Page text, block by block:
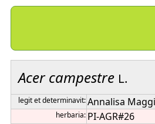
Acer campestre L.
legit et determinavit:Annalisa
herbaria: PI-AGR#26